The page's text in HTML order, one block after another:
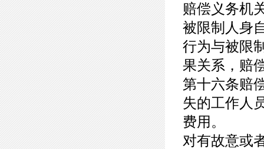
赔偿义务机
被限制人身
行为与被限
果关系，赔
第十六条赔
失的工作人
费用。
对有故意或